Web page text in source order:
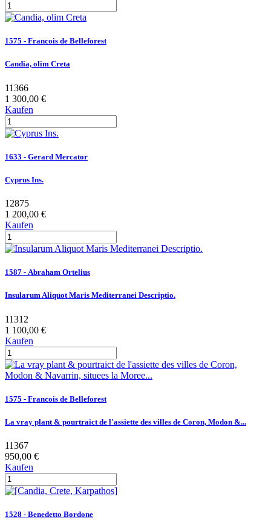
1575 - Francois de Belleforest
Candia, olim Creta
11366
1 300,00 €
Kaufen
1633 - Gerard Mercator
Cyprus Ins.
12875
1 200,00 €
Kaufen
1587 - Abraham Ortelius
Insularum Aliquot Maris Mediterranei Descriptio.
11312
1 100,00 €
Kaufen
1575 - Francois de Belleforest
La vray plant & pourtraict de l'assiette des villes de Coron, Modon &...
11367
950,00 €
Kaufen
1528 - Benedetto Bordone